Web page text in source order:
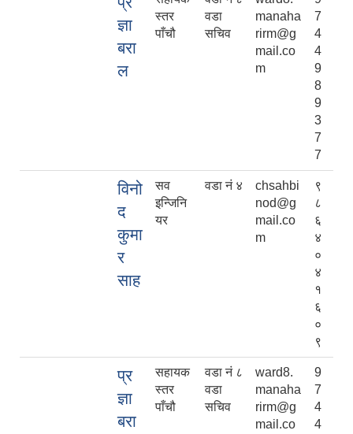
ज्ञा
बरा
ल
स्तर
पाँचौ
वडा
सचिव
manaha
rirm@g
mail.co
m
7
4
4
9
8
9
3
7
7
विनो
द
कुमा
र
साह
सव
इन्जिनि
यर
वडा नं ४
chsahbi
nod@g
mail.co
m
९
८
६
४
०
४
१
६
०
९
प्र
ज्ञा
बरा
सहायक
स्तर
पाँचौ
वडा नं ८
वडा
सचिव
ward8.
manaha
rirm@g
mail.co
9
7
4
4